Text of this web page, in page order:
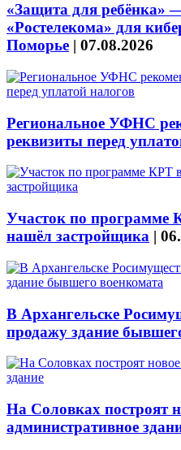
«Защита для ребёнка»
«Ростелекома» для
Поморье | 07.08.2026
Региональное УФНС
реквизиты перед
Участок по программе
нашёл застройщика |
В Архангельске
продажу здание
На Соловках построят
административное